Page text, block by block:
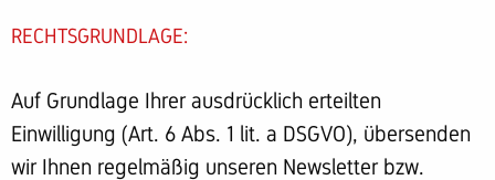
RECHTSGRUNDLAGE:
Auf Grundlage Ihrer ausdrücklich erteilten
Einwilligung (Art. 6 Abs. 1 lit. a DSGVO), übersenden
wir Ihnen regelmäßig unseren Newsletter bzw.